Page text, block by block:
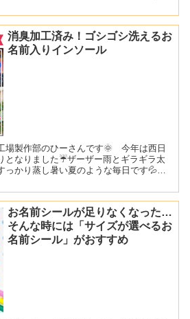
消臭加工済み！ゴシゴシ洗えるお
名前入りインソール
場製作部のひーさんです🌞 今年は西日
となりました☔ザーザー雨とギラギラ太
っかり蒸し暑い夏のような毎日です💦
お名前シールが足りなくなった…
そんな時には「サイズが選べるお
名前シール」がおすすめ